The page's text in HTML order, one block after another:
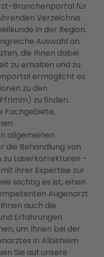
Branchenportal für
Verzeichnis
in der Region.
Auswahl an
die Ihnen dabei
zu erhalten und zu
ermöglicht es
zu den
zu finden.
Fachgebiete,
allgemeinen
die Behandlung von
zu Laserkorrekturen -
ihrer Expertise zur
wichtig es ist, einen
Augenarzt
auch die
Erfahrungen
um Ihnen bei der
in Albisheim
Sie auf unsere